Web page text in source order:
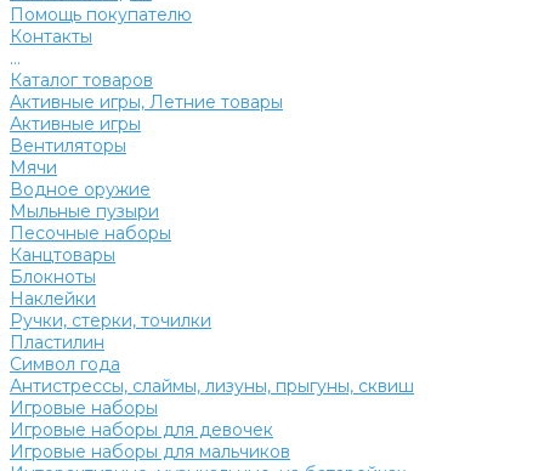
Помощь покупателю
Контакты
...
Каталог товаров
Активные игры, Летние товары
Активные игры
Вентиляторы
Мячи
Водное оружие
Мыльные пузыри
Песочные наборы
Канцтовары
Блокноты
Наклейки
Ручки, стерки, точилки
Пластилин
Символ года
Антистрессы, слаймы, лизуны, прыгуны, сквиш
Игровые наборы
Игровые наборы для девочек
Игровые наборы для мальчиков